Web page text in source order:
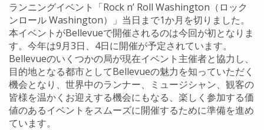
ランニングイベント「Rock n’ Roll Washington（ロック
ンロール Washington）」当日まで1か月を切りました。
本イベントがBellevueで開催されるのは今回が初となりま
す。今年は9月3日、4日に開催が予定されています。
Bellevueのいくつかの局が現在イベント主催者と協力し、
目的地となる都市としてBellevueの魅力を知っていただく
機会となり、世界中のランナー、ミュージシャン、観客の
皆様を温かくお迎えする機会にもなる、楽しく参加する価
値のあるイベントをスムーズに開催するために準備を進め
ています。